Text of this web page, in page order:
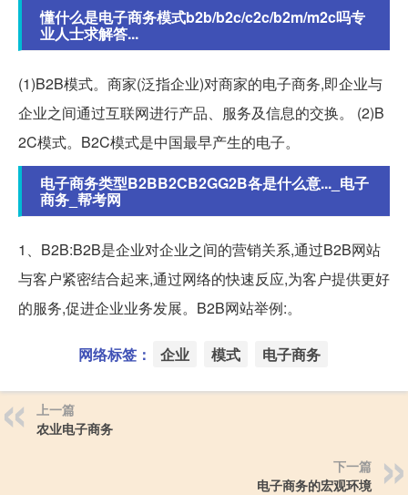
懂什么是电子商务模式b2b/b2c/c2c/b2m/m2c吗专
业人士求解答...
(1)B2B模式。商家(泛指企业)对商家的电子商务,即企业与
企业之间通过互联网进行产品、服务及信息的交换。 (2)B
2C模式。B2C模式是中国最早产生的电子。
电子商务类型B2BB2CB2GG2B各是什么意..._电子
商务_帮考网
1、B2B:B2B是企业对企业之间的营销关系,通过B2B网站
与客户紧密结合起来,通过网络的快速反应,为客户提供更好
的服务,促进企业业务发展。B2B网站举例:。
网络标签： 企业 模式 电子商务
上一篇
农业电子商务
下一篇
电子商务的宏观环境